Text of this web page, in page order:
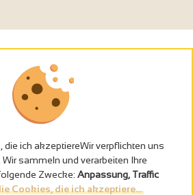
für die Gesundheit - trinken Sie in
die ich akzeptiereWir verpflichten uns
sammeln und verarbeiten Ihre
Zwecke: Anpassung, Traffic
Cookies, die ich akzeptiere...